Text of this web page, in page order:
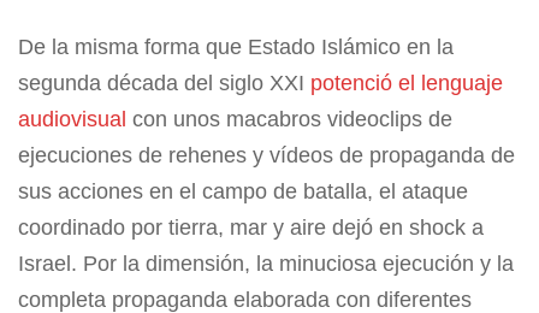
De la misma forma que Estado Islámico en la
segunda década del siglo XXI potenció el lenguaje
audiovisual con unos macabros videoclips de
ejecuciones de rehenes y vídeos de propaganda de
sus acciones en el campo de batalla, el ataque
coordinado por tierra, mar y aire dejó en shock a
Israel. Por la dimensión, la minuciosa ejecución y la
completa propaganda elaborada con diferentes